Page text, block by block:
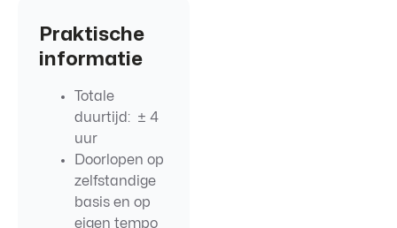
Praktische
informatie
Totale
duurtijd: ± 4
uur
Doorlopen op
zelfstandige
basis en op
eigen tempo